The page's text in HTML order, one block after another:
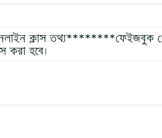
ক্লাস তথ্য********ফেইজবুক
করা হবে।